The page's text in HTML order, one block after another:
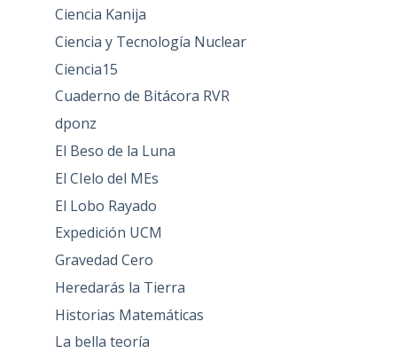
Ciencia Kanija
Ciencia y Tecnología Nuclear
Ciencia15
Cuaderno de Bitácora RVR
dponz
El Beso de la Luna
El CIelo del MEs
El Lobo Rayado
Expedición UCM
Gravedad Cero
Heredarás la Tierra
Historias Matemáticas
La bella teoría